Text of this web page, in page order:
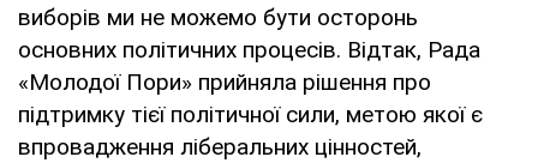
виборів ми не можемо бути осторонь
основних політичних процесів. Відтак, Рада
«Молодої Пори» прийняла рішення про
підтримку тієї політичної сили, метою якої є
впровадження ліберальних цінностей,